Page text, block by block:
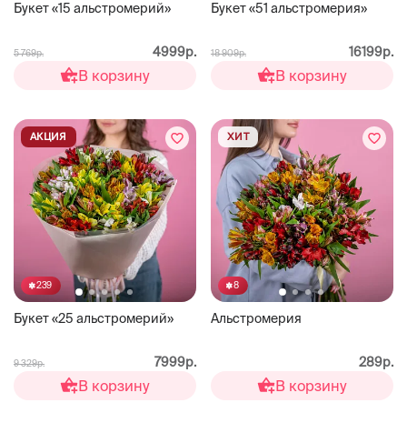
Букет «15 альстромерий»
5 769р. 4999р.
В корзину
Букет «51 альстромерия»
18 909р. 16199р.
В корзину
239
Букет «25 альстромерий»
АКЦИЯ
9 329р. 7999р.
В корзину
8
Альстромерия
ХИТ
289р.
В корзину